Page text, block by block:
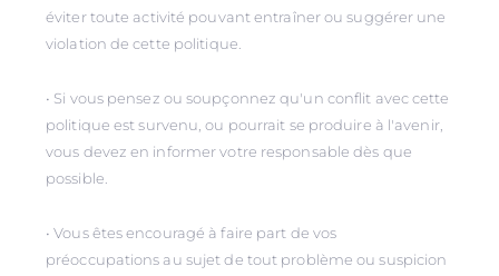
éviter toute activité pouvant entraîner ou suggérer une
violation de cette politique.
• Si vous pensez ou soupçonnez qu'un conflit avec cette
politique est survenu, ou pourrait se produire à l'avenir,
vous devez en informer votre responsable dès que
possible.
• Vous êtes encouragé à faire part de vos
préoccupations au sujet de tout problème ou suspicion